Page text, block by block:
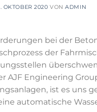
OKTOBER 2020 VONADMIN
bei der
der
AJF Engineering
ist es uns
automatische